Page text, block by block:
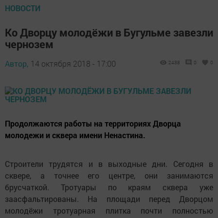
НОВОСТИ
Ко Дворцу молодёжи в Бугульме завезли
чернозем
Автор, 14 октября 2018 - 17:00 2438 0 0
Продолжаются работы на территориях Дворца
молодежи и сквера имени Ненастина.
Строители трудятся и в выходные дни. Сегодня в
сквере, а точнее его центре, они занимаются
брусчаткой. Тротуары по краям сквера уже
заасфальтированы. На площади перед Дворцом
молодёжи тротуарная плитка почти полностью